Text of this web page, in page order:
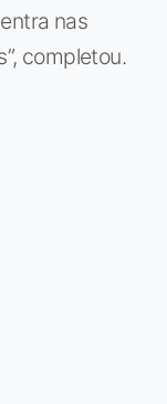
nas
completou.